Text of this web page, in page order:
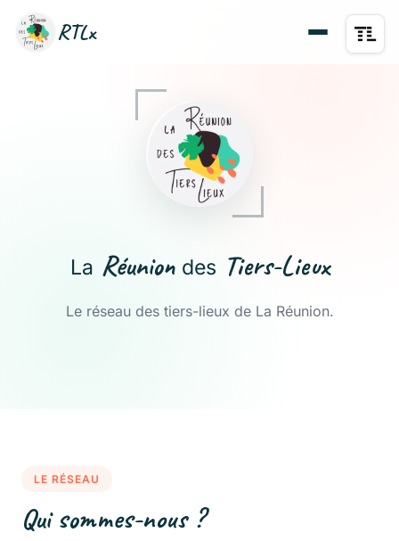
RTLx
La Réunion des Tiers-Lieux
Le réseau des tiers-lieux de La Réunion.
LE RÉSEAU
Qui sommes-nous ?